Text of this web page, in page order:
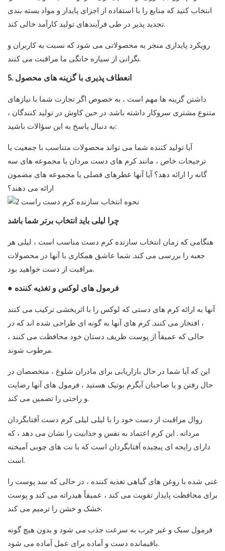
انتخاب کنید که منابع را با استفاده از اجزای پایدار و مواد بسته بندی
تجدید پذیر در طی فرآیندهای تولید کارآمد خالی کند.
رویکرد پایداری منجر به محصولاتی می شود که نسبت به کاربران و
نگرانی از سیاره خانگی ما مراقبت می کنند.
5. انعطاف پذیری با گزینه های محصول
داشتن گزینه ها مهم است ، به خصوص اگر تجارت شما با نیازهای
متنوع مشتری سروکار داشته باشد. در حین کاوش در تولید کنندگان ،
به دنبال پاسخ به این سؤالات باشید:
آیا تولید کننده شما می تواند محصولات متناسب با جمعیت یا
ترجیحات خاص ، مانند کرم های دست مردان یا مجموعه های سه
گانه را ارائه دهد؟ آیا آنها عطرهای فصلی یا مجموعه های مضمون
ارائه می دهند؟
چرا لیلی باید انتخاب برتر شما باشد
هنگامی که زمان انتخاب سازنده کرم دست مناسب است ، لیلی هر
جعبه را بررسی می کند. شما عاشق همکاری با آنها در محصولات
مراقبت از دست خواهید بود.
● فرمول های لوکس و تغذیه کننده
آنها به ارائه کرم های دستی که لوکس را با اثربخشی ترکیب می کنند
، افتخار می کنند. کرم های آنها به گونه ای طراحی شده اند که در
حالی که عمیقاً از پوست ظریف دستان خود محافظت می کنند ،
مرطوب شوند.
این که آیا شما در حال بازاریابی برای مادران شلوغ ، متخصصان در
حال رفتن و یا صاحبان آبگرم بوتیک هستید ، فرمول های آنها رضایت
و راحتی را تضمین می کند.
روال مراقبت از دست خود را با لیلی لیلی کرم دست آفتابگردان
مردانه . این کرم اعتماد به نفس و جذابیت را نشان می دهد ، که
دارای رایحه ای پیچیده آفتابگردان است که با نت های چوبی آمیخته
است.
غنی شده با روغن های گیاهی تغذیه کننده ، در حالی که سد پوست را
برای محافظت پایدار تقویت می کند ، عمیقاً هیدراته می کند و پوست
خشک و خشن را ترمیم می کند.
فرمول سبک و غیر چرب به سرعت جذب می شود و بدون هیچ گونه
باقیمانده دست و آماده برای عمل آماده می شود.